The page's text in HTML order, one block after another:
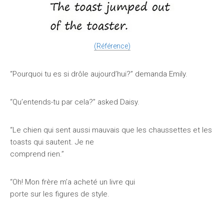
(Référence)
“Pourquoi tu es si drôle aujourd’hui?” demanda Emily.
“Qu’entends-tu par cela?” asked Daisy.
“Le chien qui sent aussi mauvais que les chaussettes et les
toasts qui sautent. Je ne
comprend rien.”
“Oh! Mon frère m’a acheté un livre qui
porte sur les figures de style.